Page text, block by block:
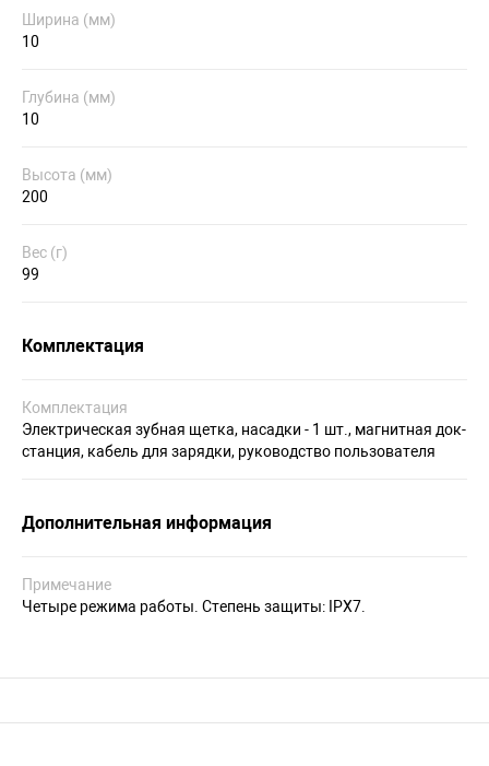
Ширина (мм)
10
Глубина (мм)
10
Высота (мм)
200
Вес (г)
99
Комплектация
Комплектация
Электрическая зубная щетка, насадки - 1 шт., магнитная док-
станция, кабель для зарядки, руководство пользователя
Дополнительная информация
Примечание
Четыре режима работы. Степень защиты: IPX7.